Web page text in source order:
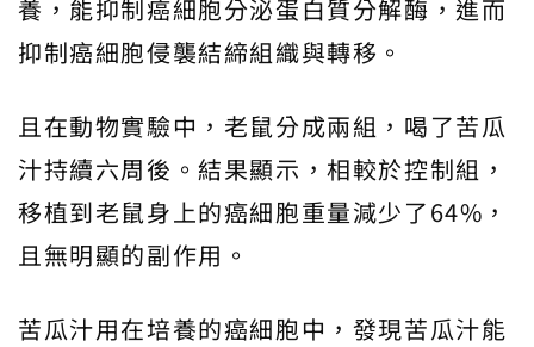
養，能抑制癌細胞分泌蛋白質分解酶，進而
抑制癌細胞侵襲結締組織與轉移。
且在動物實驗中，老鼠分成兩組，喝了苦瓜
汁持續六周後。結果顯示，相較於控制組，
移植到老鼠身上的癌細胞重量減少了64%，
且無明顯的副作用。
苦瓜汁用在培養的癌細胞中，發現苦瓜汁能